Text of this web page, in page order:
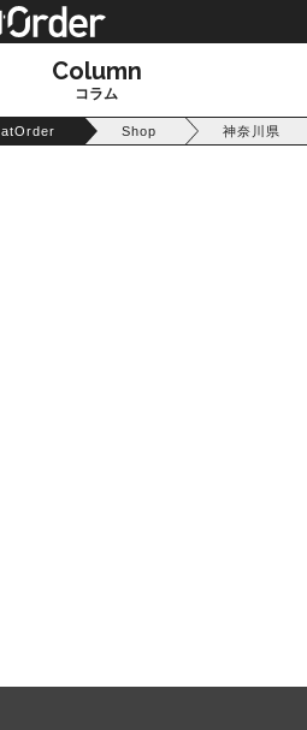
Column
コラム
atOrder Shop 神奈川県